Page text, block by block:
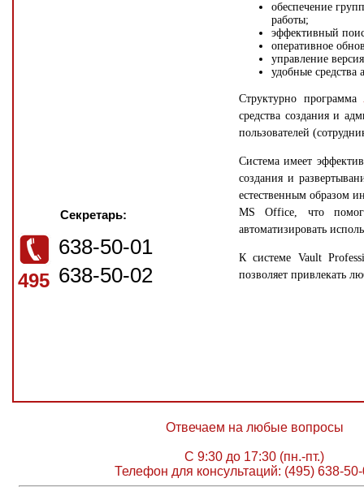
Секретарь:
495
638-50-01
638-50-02
обеспечение
работы;
эффективный
оперативное
управление
удобные
Структурно программа
средства создания и
пользователей
Система имеет
создания и
естественным образом
MS Office, что
автоматизировать
К системе Vault
позволяет привлекать
Отвечаем на любые вопросы
С 9:30 до 17:30 (пн.-пт.)
Телефон для консультаций: (495) 638-